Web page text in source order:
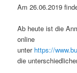
Am 26.06.2019
Ab heute ist die
online
unter https://
die